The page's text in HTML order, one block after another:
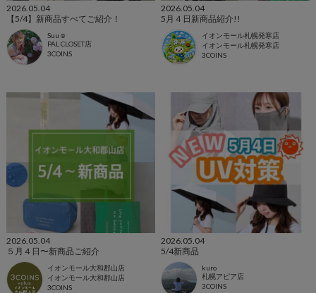
2026.05.04
【5/4】新商品すべてご紹介！
Suu☺︎
PAL CLOSET店
3COINS
2026.05.04
5月４日新商品紹介!!
イオンモール札幌発寒店
イオンモール札幌発寒店
3COINS
2026.05.04
５月４日〜新商品ご紹介
イオンモール大和郡山店
イオンモール大和郡山店
3COINS
2026.05.04
5/4新商品
kuro
札幌アピア店
3COINS